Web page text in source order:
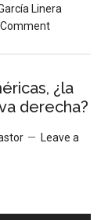
Linera
¿la
derecha?
Leave a